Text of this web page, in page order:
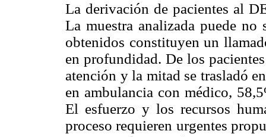
La derivación de pacientes al
La muestra analizada puede no
obtenidos constituyen un
en profundidad. De los
atención y la mitad se trasladó
en ambulancia con médico,
El esfuerzo y los recursos
proceso requieren urgentes